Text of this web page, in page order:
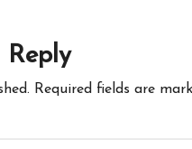
Reply
Required fields are